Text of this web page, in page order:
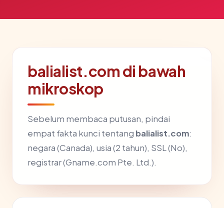
balialist.com di bawah
mikroskop
Sebelum membaca putusan, pindai
empat fakta kunci tentang balialist.com:
negara (Canada), usia (2 tahun), SSL (No),
registrar (Gname.com Pte. Ltd.).